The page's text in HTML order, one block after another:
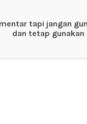
tapi jangan
dan tetap